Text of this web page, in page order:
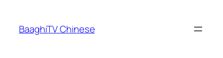
content
BaaghiTV Chinese